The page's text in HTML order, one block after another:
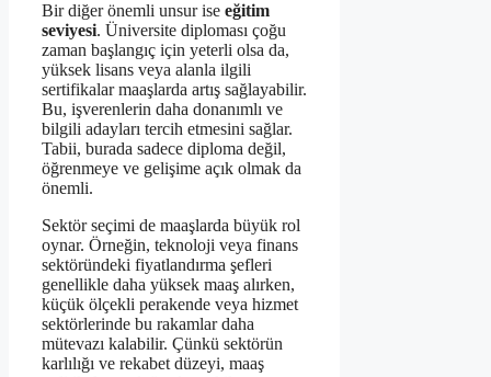
Bir diğer önemli unsur ise eğitim
seviyesi. Üniversite diploması çoğu
zaman başlangıç için yeterli olsa da,
yüksek lisans veya alanla ilgili
sertifikalar maaşlarda artış sağlayabilir.
Bu, işverenlerin daha donanımlı ve
bilgili adayları tercih etmesini sağlar.
Tabii, burada sadece diploma değil,
öğrenmeye ve gelişime açık olmak da
önemli.
Sektör seçimi de maaşlarda büyük rol
oynar. Örneğin, teknoloji veya finans
sektöründeki fiyatlandırma şefleri
genellikle daha yüksek maaş alırken,
küçük ölçekli perakende veya hizmet
sektörlerinde bu rakamlar daha
mütevazı kalabilir. Çünkü sektörün
karlılığı ve rekabet düzeyi, maaş